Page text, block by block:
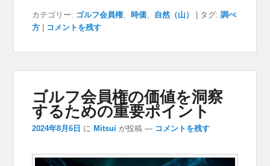
カテゴリー: ゴルフ会員権、時価 自然（山） | タグ: 調べ
方 | コメントを残す
ゴルフ会員権の価値を洞察
するための重要ポイント
2024年8月6日 に Mitsui が投稿 — コメントを残す